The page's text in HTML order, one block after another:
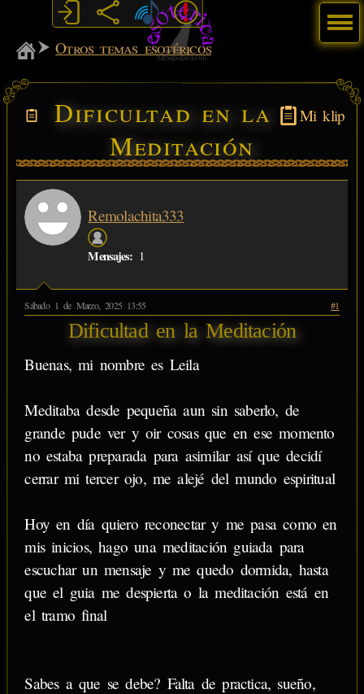
MiSabueso
Otros temas esotéricos
Mi klip
Dificultad en la
Meditación
Remolachita333
Mensajes: 1
Sábado 1 de Marzo, 2025 13:55 #1
Dificultad en la Meditación
Buenas, mi nombre es Leila
Meditaba desde pequeña aun sin saberlo, de
grande pude ver y oir cosas que en ese momento
no estaba preparada para asimilar así que decidí
cerrar mi tercer ojo, me alejé del mundo espiritual
Hoy en día quiero reconectar y me pasa como en
mis inicios, hago una meditación guiada para
escuchar un mensaje y me quedo dormida, hasta
que el guia me despierta o la meditación está en
el tramo final
Sabes a que se debe? Falta de practica, sueño,
Menú